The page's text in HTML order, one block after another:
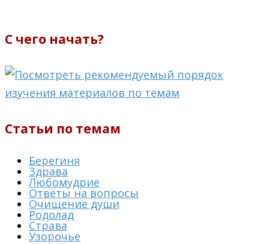
С чего начать?
Статьи по темам
Берегиня
Здрава
Любомудрие
Ответы на вопросы
Очищение души
Родолад
Страва
Узорочье